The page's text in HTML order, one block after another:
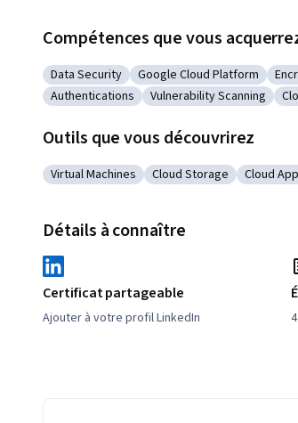
Compétences que vous
Catégorie : Data Security
Data Security Catégorie : Google Cloud
Google Cloud Platform
Catégorie : Authentications
Authentications Catégorie :
Vulnerability Scanning
Outils que vous découvrirez
Catégorie : Virtual Machines
Virtual Machines Catégorie : Cloud
Cloud Storage Cloud
Détails à connaître
Certificat partageable
Ajouter à votre profil LinkedIn